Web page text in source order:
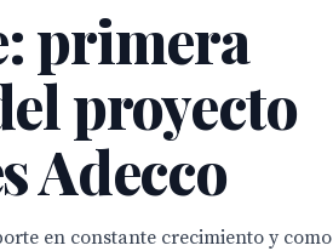
primera
proyecto
Adecco
en constante crecimiento y como